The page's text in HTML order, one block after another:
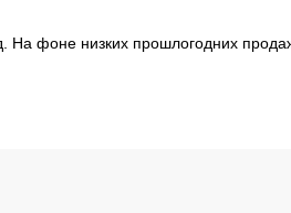
На фоне низких прошлогодних